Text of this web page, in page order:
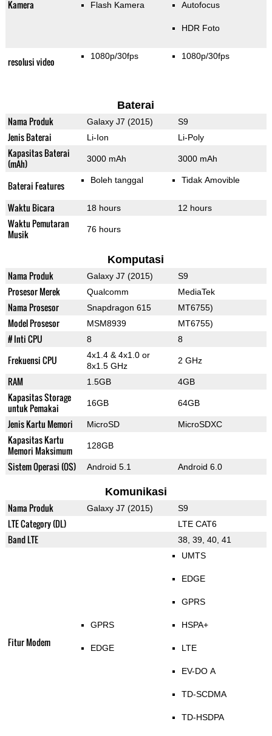
Kamera
Flash Kamera Autofocus
HDR Foto
resolusi video 1080p/30fps 1080p/30fps
Baterai
Nama Produk Galaxy J7 (2015) S9
Jenis Baterai Li-Ion Li-Poly
Kapasitas Baterai
(mAh)
3000 mAh 3000 mAh
Baterai Features Boleh tanggal Tidak Amovible
Waktu Bicara 18 hours 12 hours
Waktu Pemutaran
Musik
76 hours
Komputasi
Nama Produk Galaxy J7 (2015) S9
Prosesor Merek Qualcomm MediaTek
Nama Prosesor Snapdragon 615 MT6755)
Model Prosesor MSM8939 MT6755)
# Inti CPU 8 8
Frekuensi CPU
4x1.4 & 4x1.0 or
8x1.5 GHz
2 GHz
RAM 1.5GB 4GB
Kapasitas Storage
untuk Pemakai
16GB 64GB
Jenis Kartu Memori MicroSD MicroSDXC
Kapasitas Kartu
Memori Maksimum
128GB
Sistem Operasi (OS) Android 5.1 Android 6.0
Komunikasi
Nama Produk Galaxy J7 (2015) S9
LTE Category (DL) LTE CAT6
Band LTE 38, 39, 40, 41
Fitur Modem
GPRS
EDGE
UMTS
EDGE
GPRS
HSPA+
LTE
EV-DO A
TD-SCDMA
TD-HSDPA